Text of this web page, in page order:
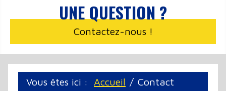
UNE QUESTION ?
Contactez-nous !
Vous êtes ici : Accueil Contact